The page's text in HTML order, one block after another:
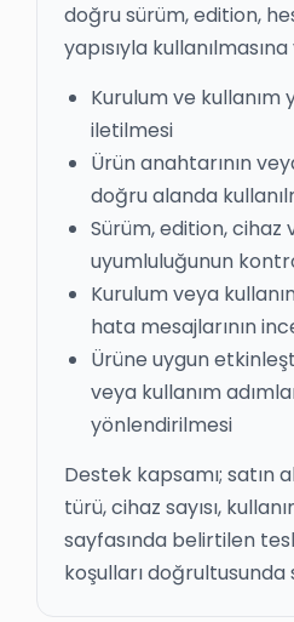
doğru sürüm, edition,
yapısıyla
Kurulum ve kullanım
iletilmesi
Ürün anahtarının
doğru alanda
Sürüm, edition, cihaz
uyumluluğunun
Kurulum veya
hata mesajlarının
Ürüne uygun
veya kullanım
yönlendirilmesi
Destek kapsamı; satın
türü, cihaz sayısı,
sayfasında belirtilen
koşulları doğrultusunda